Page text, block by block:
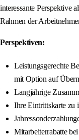
interessante Perspektive
Rahmen der
Perspektiven:
Leistungsgerechte
mit Option auf
Langjährige
Ihre Eintrittskarte zu
Mitarbeiterrabatte